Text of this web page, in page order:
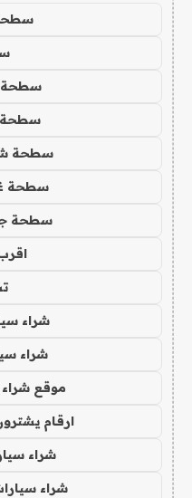
سطحة
سطحة
سطحة
سطحة
سطحة
شراء
شراء
موقع
ارقام
شراء
شراء